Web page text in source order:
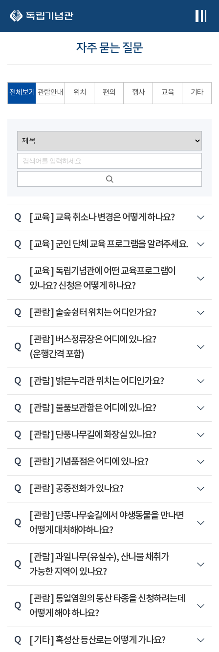
자주 묻는 질문
전체보기 관람안내 위치 편의 행사 교육 기타
Q
[ 교육 ] 교육 취소나 변경은 어떻게 하나요?
Q
[ 교육 ] 군인 단체 교육 프로그램을 알려주세요.
Q
[ 교육 ] 독립기념관에 어떤 교육프로그램이
있나요? 신청은 어떻게 하나요?
Q
[ 관람 ] 솔숲쉼터 위치는 어디인가요?
Q
[ 관람 ] 버스정류장은 어디에 있나요?
(운행간격 포함)
Q
[ 관람 ] 밝은누리관 위치는 어디인가요?
Q
[ 관람 ] 물품보관함은 어디에 있나요?
Q
[ 관람 ] 단풍나무길에 화장실 있나요?
Q
[ 관람 ] 기념품점은 어디에 있나요?
Q
[ 관람 ] 공중전화가 있나요?
Q
[ 관람 ] 단풍나무숲길에서 야생동물을 만나면
어떻게 대처해야하나요?
Q
[ 관람 ] 과일나무(유실수), 산나물 채취가
가능한 지역이 있나요?
Q
[ 관람 ] 통일염원의 동산 타종을 신청하려는데
어떻게 해야 하나요?
Q
[ 기타 ] 흑성산 등산로는 어떻게 가나요?